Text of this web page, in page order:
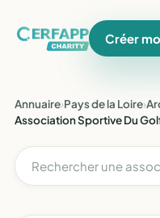
Créer
Annuaire›Pays de la Loire›
Association Sportive Du